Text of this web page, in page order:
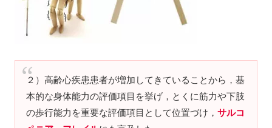
２）高齢心疾患患者が増加してきていることから，基
本的な身体能力の評価項目を挙げ，とくに筋力や下肢
の歩行能力を重要な評価項目として位置づけ， サルコ